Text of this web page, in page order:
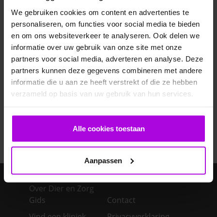
We gebruiken cookies om content en advertenties te
personaliseren, om functies voor social media te bieden
en om ons websiteverkeer te analyseren. Ook delen we
informatie over uw gebruik van onze site met onze
partners voor social media, adverteren en analyse. Deze
partners kunnen deze gegevens combineren met andere
informatie die u aan ze heeft verstrekt of die ze hebben
verzameld op basis van uw gebruik van hun services.
Alle cookies toestaan
Aanpassen
Veelgestelde vragen
Ontwormen pup
Bloedonderzoek bij hond en kat
Je cavia verzorgen
Over Dier en Zorg
Gids
Contact